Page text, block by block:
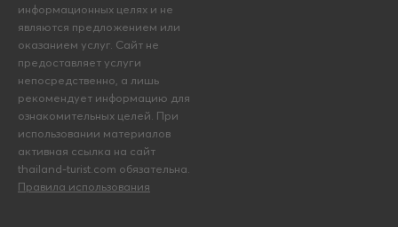
информационных целях и не
являются предложением или
оказанием услуг. Сайт не
предоставляет услуги
непосредственно, а лишь
рекомендует информацию для
ознакомительных целей. При
использовании материалов
активная ссылка на сайт
thailand-turist.com обязательна.
Правила использования